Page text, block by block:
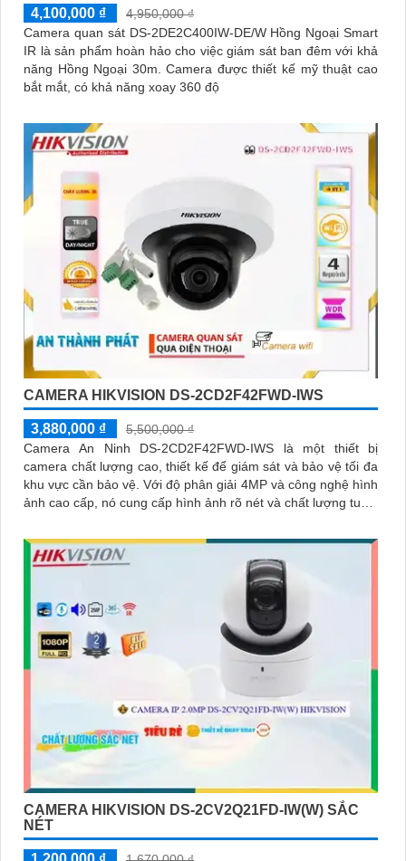
4,100,000 ₫
4,950,000 ₫
Camera quan sát DS-2DE2C400IW-DE/W Hồng Ngoại Smart
IR là sản phẩm hoàn hảo cho việc giám sát ban đêm với khả
năng Hồng Ngoại 30m. Camera được thiết kế mỹ thuật cao
bắt mắt, có khả năng xoay 360 độ
CAMERA HIKVISION DS-2CD2F42FWD-IWS
3,880,000 ₫
5,500,000 ₫
Camera An Ninh DS-2CD2F42FWD-IWS là một thiết bị
camera chất lượng cao, thiết kế để giám sát và bảo vệ tối đa
khu vực cần bảo vệ. Với độ phân giải 4MP và công nghệ hình
ảnh cao cấp, nó cung cấp hình ảnh rõ nét và chất lượng tuyệt
CAMERA HIKVISION DS-2CV2Q21FD-IW(W) SẮC
NÉT